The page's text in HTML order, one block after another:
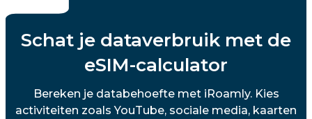
Schat je dataverbruik met de
eSIM-calculator
Bereken je databehoefte met iRoamly. Kies
activiteiten zoals YouTube, sociale media, kaarten